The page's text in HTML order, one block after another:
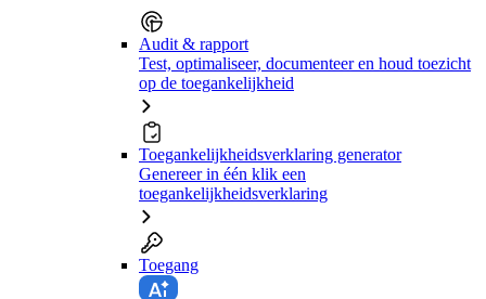
Audit & rapport
Test, optimaliseer, documenteer en houd toezicht
op de toegankelijkheid
Toegankelijkheidsverklaring generator
Genereer in één klik een
toegankelijkheidsverklaring
Toegang